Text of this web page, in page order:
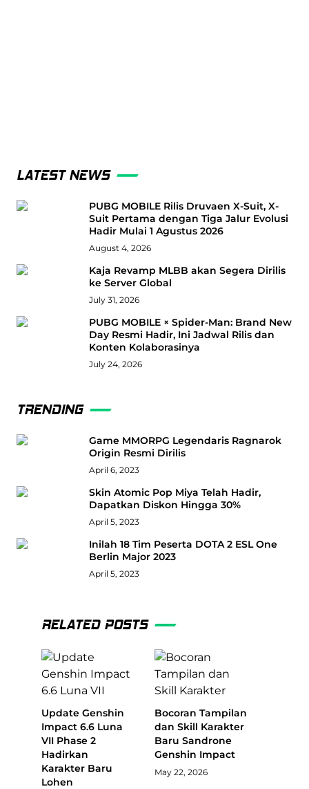
LATEST NEWS
PUBG MOBILE Rilis Druvaen X-Suit, X-
Suit Pertama dengan Tiga Jalur Evolusi
Hadir Mulai 1 Agustus 2026
August 4, 2026
Kaja Revamp MLBB akan Segera Dirilis
ke Server Global
July 31, 2026
PUBG MOBILE × Spider-Man: Brand New
Day Resmi Hadir, Ini Jadwal Rilis dan
Konten Kolaborasinya
July 24, 2026
TRENDING
Game MMORPG Legendaris Ragnarok
Origin Resmi Dirilis
April 6, 2023
Skin Atomic Pop Miya Telah Hadir,
Dapatkan Diskon Hingga 30%
April 5, 2023
Inilah 18 Tim Peserta DOTA 2 ESL One
Berlin Major 2023
April 5, 2023
RELATED POSTS
Update Genshin
Impact 6.6 Luna
VII Phase 2
Hadirkan
Karakter Baru
Lohen
Bocoran Tampilan
dan Skill Karakter
Baru Sandrone
Genshin Impact
May 22, 2026